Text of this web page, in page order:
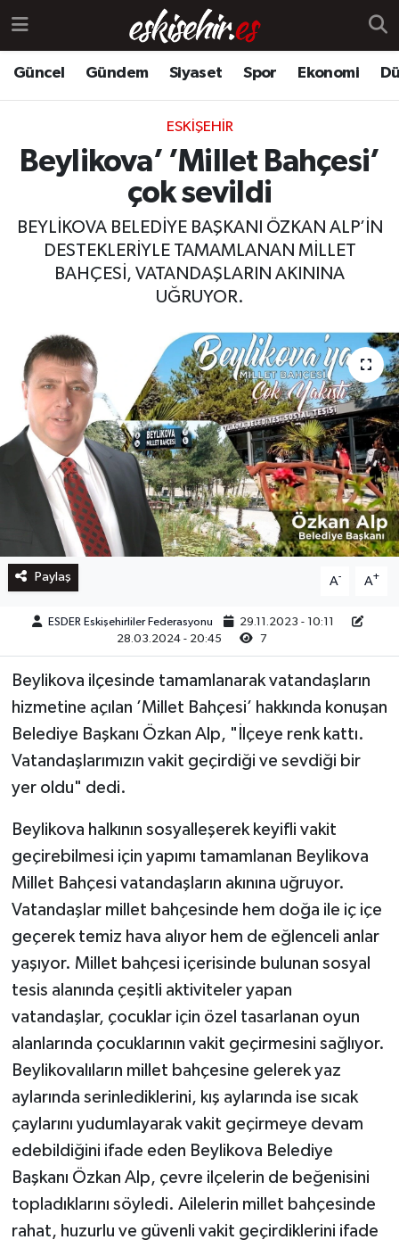
Güncel Gündem Siyaset Spor Ekonomi
ESKIŞEHIR
Beylikova’ ’Millet Bahçesi’
çok sevildi
BEYLİKOVA BELEDİYE BAŞKANI ÖZKAN ALP’İN
DESTEKLERİYLE TAMAMLANAN MİLLET
BAHÇESİ, VATANDAŞLARIN AKININA
UĞRUYOR.
Paylaş A- A+
ESDER Eskişehirliler Federasyonu
29.11.2023 - 10:11
28.03.2024 - 20:45
7
Beylikova ilçesinde tamamlanarak vatandaşların
hizmetine açılan ’Millet Bahçesi’ hakkında konuşan
Belediye Başkanı Özkan Alp, "İlçeye renk kattı.
Vatandaşlarımızın vakit geçirdiği ve sevdiği bir
yer oldu" dedi.
Beylikova halkının sosyalleşerek keyifli vakit
geçirebilmesi için yapımı tamamlanan Beylikova
Millet Bahçesi vatandaşların akınına uğruyor.
Vatandaşlar millet bahçesinde hem doğa ile iç içe
geçerek temiz hava alıyor hem de eğlenceli anlar
yaşıyor. Millet bahçesi içerisinde bulunan sosyal
tesis alanında çeşitli aktiviteler yapan
vatandaşlar, çocuklar için özel tasarlanan oyun
alanlarında çocuklarının vakit geçirmesini sağlıyor.
Beylikovalıların millet bahçesine gelerek yaz
aylarında serinlediklerini, kış aylarında ise sıcak
çaylarını yudumlayarak vakit geçirmeye devam
edebildiğini ifade eden Beylikova Belediye
Başkanı Özkan Alp, çevre ilçelerin de beğenisini
topladıklarını söyledi. Ailelerin millet bahçesinde
rahat, huzurlu ve güvenli vakit geçirdiklerini ifade